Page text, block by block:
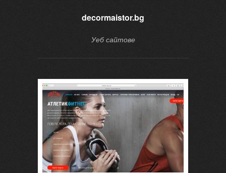
decormaistor.bg
Уеб сайтове